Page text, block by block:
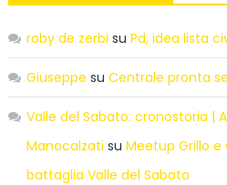
roby de zerbi su Pd, idea lista
Giuseppe su Centrale pronta
Valle del Sabato: cronostoria |
Manocalzati su Meetup Grillo e
battaglia Valle del Sabato